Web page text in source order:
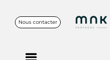
Nous contacter
Menu